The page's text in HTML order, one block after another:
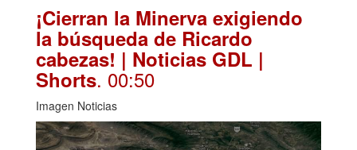
¡Cierran la Minerva exigiendo
la búsqueda de Ricardo
cabezas! | Noticias GDL |
Shorts. 00:50
Imagen Noticias